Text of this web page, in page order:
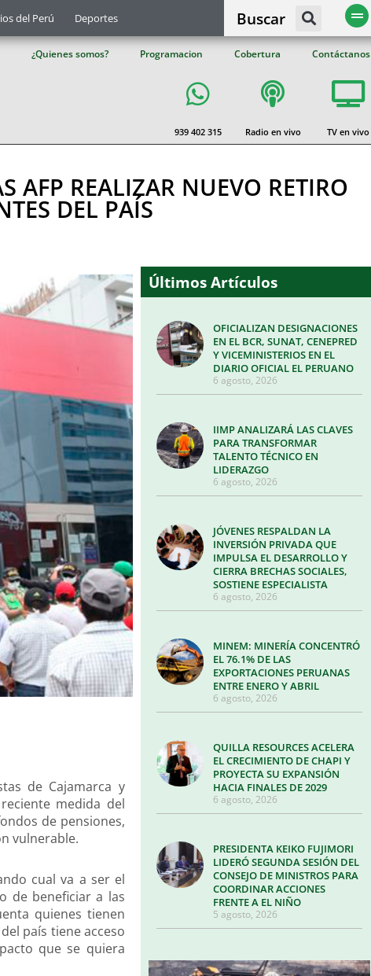
del Perú Deportes Buscar
¿Quienes somos? Programacion Cobertura Contáctanos
939 402 315 Radio en vivo TV en vivo
AFP REALIZAR NUEVO RETIRO
DEL PAÍS
de Cajamarca y
medida del
de pensiones,
vulnerable.
cual va a ser el
de beneficiar a las
quienes tienen
país tiene acceso
que se quiera
Últimos Artículos
OFICIALIZAN DESIGNACIONES
EN EL BCR, SUNAT, CENEPRED
Y VICEMINISTERIOS EN EL
DIARIO OFICIAL EL PERUANO
6 agosto, 2026
IIMP ANALIZARÁ LAS CLAVES
PARA TRANSFORMAR
TALENTO TÉCNICO EN
LIDERAZGO
6 agosto, 2026
JÓVENES RESPALDAN LA
INVERSIÓN PRIVADA QUE
IMPULSA EL DESARROLLO Y
CIERRA BRECHAS SOCIALES,
SOSTIENE ESPECIALISTA
6 agosto, 2026
MINEM: MINERÍA CONCENTRÓ
EL 76.1% DE LAS
EXPORTACIONES PERUANAS
ENTRE ENERO Y ABRIL
6 agosto, 2026
QUILLA RESOURCES ACELERA
EL CRECIMIENTO DE CHAPI Y
PROYECTA SU EXPANSIÓN
HACIA FINALES DE 2029
6 agosto, 2026
PRESIDENTA KEIKO FUJIMORI
LIDERÓ SEGUNDA SESIÓN DEL
CONSEJO DE MINISTROS PARA
COORDINAR ACCIONES
FRENTE A EL NIÑO
5 agosto, 2026